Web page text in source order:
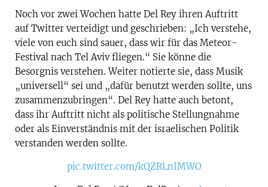
Noch vor zwei Wochen hatte Del Rey ihren Auftritt
auf Twitter verteidigt und geschrieben: „Ich verstehe,
viele von euch sind sauer, dass wir für das Meteor-
Festival nach Tel Aviv fliegen.“ Sie könne die
Besorgnis verstehen. Weiter notierte sie, dass Musik
„universell“ sei und „dafür benutzt werden sollte, uns
zusammenzubringen“. Del Rey hatte auch betont,
dass ihr Auftritt nicht als politische Stellungnahme
oder als Einverständnis mit der israelischen Politik
verstanden werden sollte.
pic.twitter.com/kQZRLnIMWO